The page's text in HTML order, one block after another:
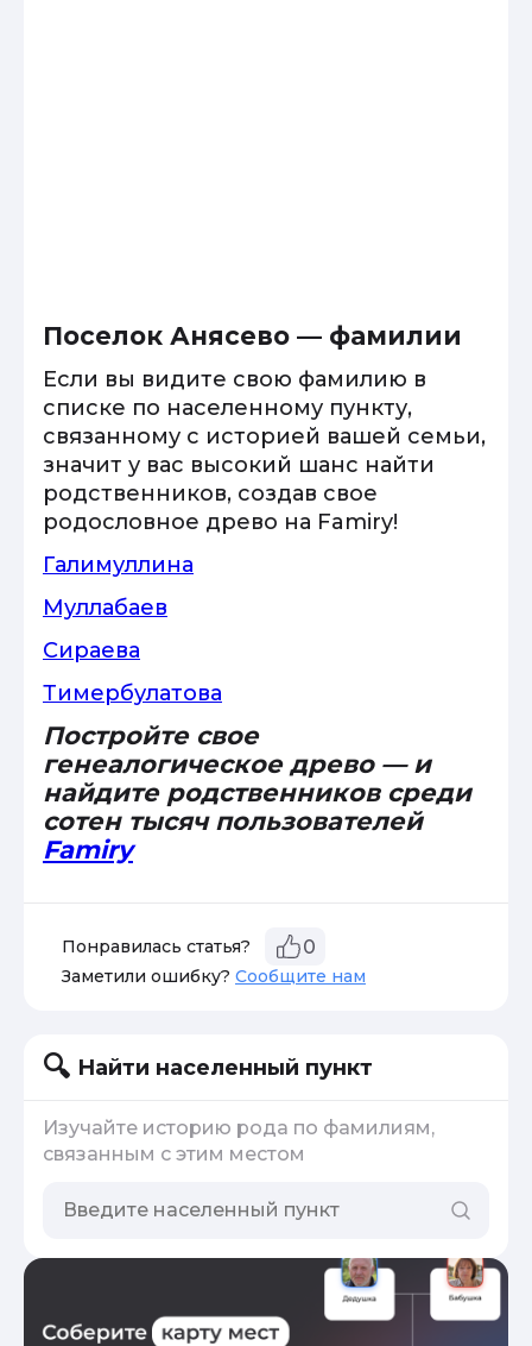
Поселок Анясево — фамилии
Если вы видите свою фамилию в
списке по населенному пункту,
связанному с историей вашей семьи,
значит у вас высокий шанс найти
родственников, создав свое
родословное древо на Famiry!
Галимуллина
Муллабаев
Сираева
Тимербулатова
Постройте свое
генеалогическое древо — и
найдите родственников среди
сотен тысяч пользователей
Famiry
Понравилась статья? 0
Заметили ошибку? Сообщите нам
Найти населенный пункт
Изучайте историю рода по фамилиям,
связанным с этим местом